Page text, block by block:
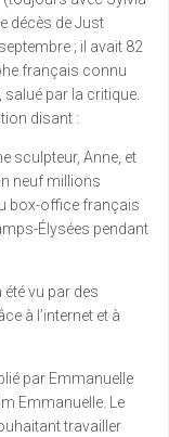
décès de Just
; il avait 82
français connu
par la critique.
disant :
sculpteur, Anne, et
neuf millions
box-office français
Élysées pendant
vu par des
à l’internet et à
par Emmanuelle
Emmanuelle. Le
travailler